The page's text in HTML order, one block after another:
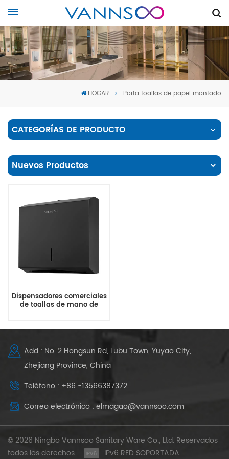
HOGAR Porta toallas de papel montado
CATEGORÍAS DE PRODUCTO
Nuevos Productos
Dispensadores comerciales
de toallas de mano de
Add : No. 2 Hongsun Rd, Lubu Town, Yuyao City,
Zhejiang Province, China
Teléfono : +86 -13566387372
Correo electrónico : elmagao@vannsoo.com
© 2026 Ningbo Vannsoo Sanitary Ware Co., Ltd. Reservados
todos los derechos .
IPv6 RED SOPORTADA